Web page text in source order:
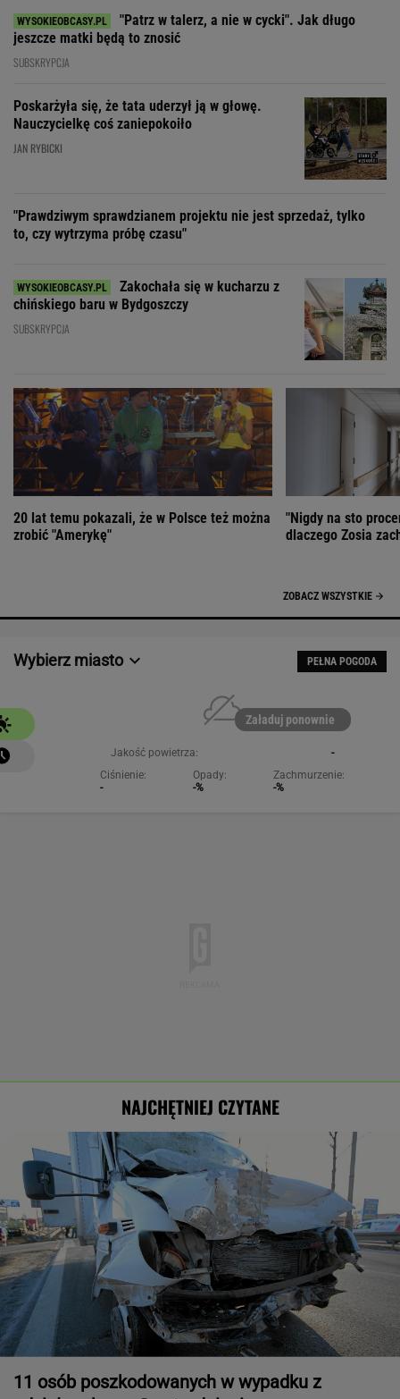
"Patrz w talerz, a nie w cycki". Jak długo
jeszcze matki będą to znosić
SUBSKRYPCJA
Poskarżyła się, że tata uderzył ją w głowę.
Nauczycielkę coś zaniepokoiło
JAN RYBICKI
"Prawdziwym sprawdzianem projektu nie jest sprzedaż, tylko
to, czy wytrzyma próbę czasu"
Zakochała się w kucharzu z
chińskiego baru w Bydgoszczy
SUBSKRYPCJA
20 lat temu pokazali, że w Polsce też można
zrobić "Amerykę"
"Nigdy na sto
dlaczego Zosia
ZOBACZ WSZYSTKIE
Wybierz miasto PEŁNA POGODA
Załaduj ponownie
Jakość powietrza:
-
Ciśnienie:
-
Opady:
-%
Zachmurzenie:
-%
NAJCHĘTNIEJ CZYTANE
11 osób poszkodowanych w wypadku z